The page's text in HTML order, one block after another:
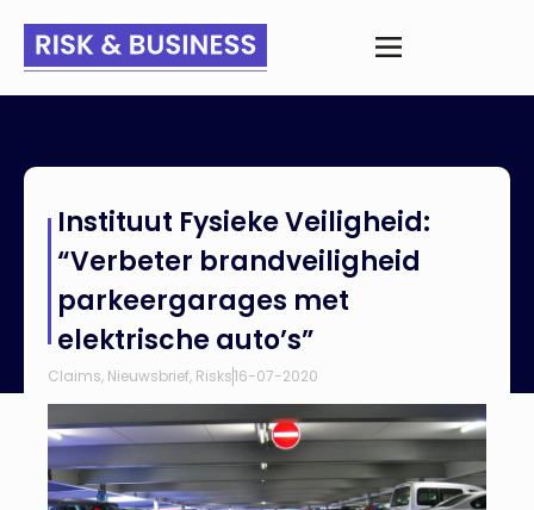
brandveiligheid parkeergarages met elektrische auto’s”
Instituut Fysieke Veiligheid:
“Verbeter brandveiligheid
parkeergarages met
elektrische auto’s”
Claims, Nieuwsbrief, Risks16-07-2020